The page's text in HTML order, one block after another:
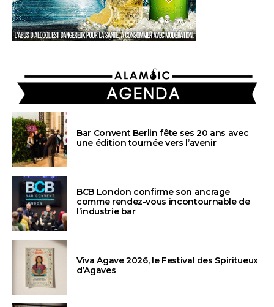
AGENDA
Bar Convent Berlin fête ses 20 ans avec
une édition tournée vers l’avenir
BCB London confirme son ancrage
comme rendez-vous incontournable de
l’industrie bar
Viva Agave 2026, le Festival des Spiritueux
d’Agaves